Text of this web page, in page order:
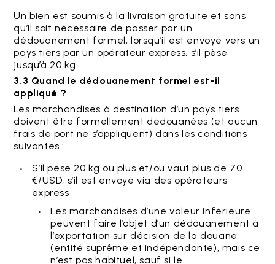
Un bien est soumis à la livraison gratuite et sans
qu’il soit nécessaire de passer par un
dédouanement formel, lorsqu’il est envoyé vers un
pays tiers par un opérateur express, s’il pèse
jusqu’à 20 kg.
3.3 Quand le dédouanement formel est-il
appliqué ?
Les marchandises à destination d’un pays tiers
doivent être formellement dédouanées (et aucun
frais de port ne s’appliquent) dans les conditions
suivantes :
S’il pèse 20 kg ou plus et/ou vaut plus de 70
€/USD, s’il est envoyé via des opérateurs
express
Les marchandises d’une valeur inférieure
peuvent faire l’objet d’un dédouanement à
l’exportation sur décision de la douane
(entité suprême et indépendante), mais ce
n’est pas habituel, sauf si le